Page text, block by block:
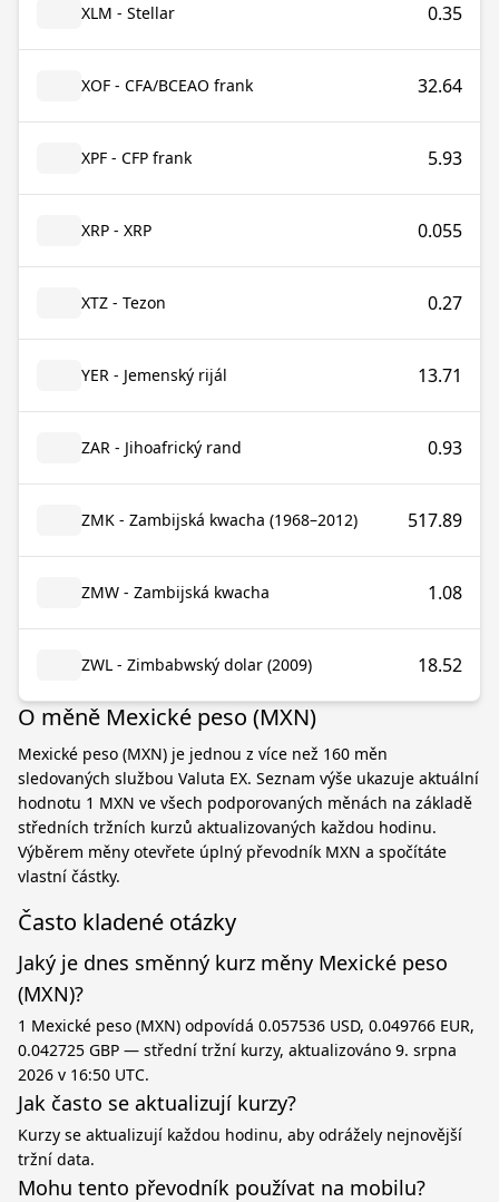
XLM - Stellar 0.35
XOF - CFA/BCEAO frank 32.64
XPF - CFP frank 5.93
XRP - XRP 0.055
XTZ - Tezon 0.27
YER - Jemenský rijál 13.71
ZAR - Jihoafrický rand 0.93
ZMK - Zambijská kwacha (1968–2012) 517.89
ZMW - Zambijská kwacha 1.08
ZWL - Zimbabwský dolar (2009) 18.52
O měně Mexické peso (MXN)
Mexické peso (MXN) je jednou z více než 160 měn
sledovaných službou Valuta EX. Seznam výše ukazuje aktuální
hodnotu 1 MXN ve všech podporovaných měnách na základě
středních tržních kurzů aktualizovaných každou hodinu.
Výběrem měny otevřete úplný převodník MXN a spočítáte
vlastní částky.
Často kladené otázky
Jaký je dnes směnný kurz měny Mexické peso
(MXN)?
1 Mexické peso (MXN) odpovídá 0.057536 USD, 0.049766 EUR,
0.042725 GBP — střední tržní kurzy, aktualizováno 9. srpna
2026 v 16:50 UTC.
Jak často se aktualizují kurzy?
Kurzy se aktualizují každou hodinu, aby odrážely nejnovější
tržní data.
Mohu tento převodník používat na mobilu?